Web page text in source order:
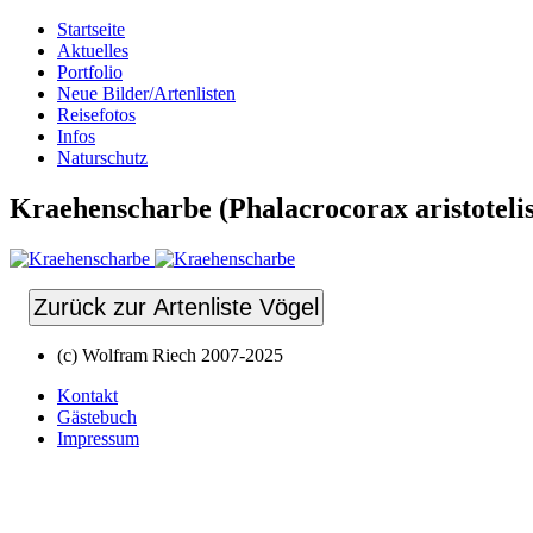
Startseite
Aktuelles
Portfolio
Neue Bilder/Artenlisten
Reisefotos
Infos
Naturschutz
Kraehenscharbe (Phalacrocorax
Zurück zur Artenliste Vögel
(c) Wolfram Riech 2007-2025
Kontakt
Gästebuch
Impressum